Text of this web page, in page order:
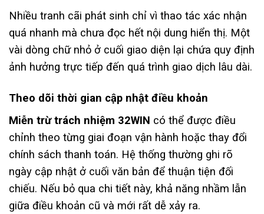
Nhiều tranh cãi phát sinh chỉ vì thao tác xác nhận
quá nhanh mà chưa đọc hết nội dung hiển thị. Một
vài dòng chữ nhỏ ở cuối giao diện lại chứa quy định
ảnh hưởng trực tiếp đến quá trình giao dịch lâu dài.
Theo dõi thời gian cập nhật điều khoản
Miễn trừ trách nhiệm 32WIN có thể được điều
chỉnh theo từng giai đoạn vận hành hoặc thay đổi
chính sách thanh toán. Hệ thống thường ghi rõ
ngày cập nhật ở cuối văn bản để thuận tiện đối
chiếu. Nếu bỏ qua chi tiết này, khả năng nhầm lẫn
giữa điều khoản cũ và mới rất dễ xảy ra.